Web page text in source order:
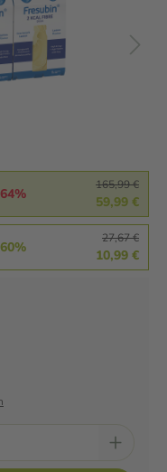
165,99 €
59,99 €
27,67 €
10,99 €